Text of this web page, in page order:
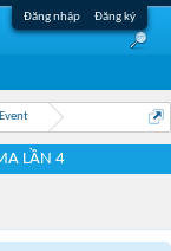
Đăng nhập Đăng ký
LẦN 4